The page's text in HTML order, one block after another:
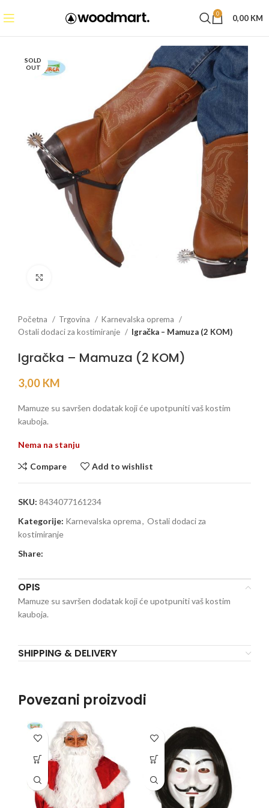
0 0,00 KM
SOLD
OUT
Početna Trgovina
Karnevalska oprema
Ostali dodaci za kostimiranje
Igračka – Mamuza (2 KOM)
Igračka – Mamuza (2 KOM)
3,00 KM
Mamuze su savršen dodatak koji će upotpuniti vaš kostim
kauboja.
Nema na stanju
Compare Add to wishlist
SKU: 8434077161234
Kategorije: Karnevalska oprema, Ostali dodaci za
kostimiranje
Share:
OPIS
Mamuze su savršen dodatak koji će upotpuniti vaš kostim
kauboja.
SHIPPING & DELIVERY
Povezani proizvodi